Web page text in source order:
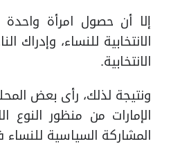
إلا أن حصول امرأة
الانتخابية للنساء، وإدراك
الانتخابية.
ونتيجة لذلك، رأى بعض
الإمارات من منظور
المشاركة السياسية للنساء